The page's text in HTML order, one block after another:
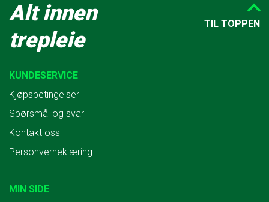
Alt innen
trepleie
KUNDESERVICE
Kjøpsbetingelser
Spørsmål og svar
Kontakt oss
Personverneklæring
MIN SIDE
TIL TOPPEN